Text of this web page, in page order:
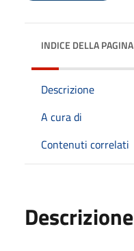
INDICE DELLA PAGINA
Descrizione
A cura di
Contenuti correlati
Descrizione